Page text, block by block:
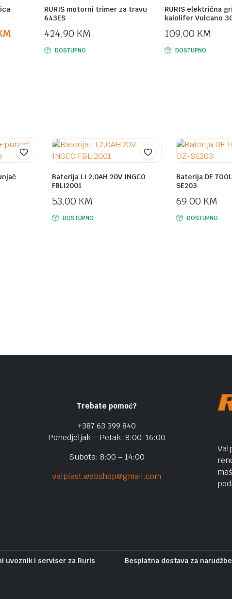
RURIS motorni trimer za travu
643ES
424,90 KM
DOSTUPNO
RURIS električna
kalolifer Vulcano
109,00 KM
DOSTUPNO
Baterija LI 2,0AH 20V INGCO
FBLI2001
53,00 KM
DOSTUPNO
Baterija DE
SE203
69,00 KM
DOSTUPNO
Trebate pomoć?
+387 63 399 840
Ponedjeljak – Petak: 8:00-16:00
Subota: 8:00 – 14:00
valplast.webshop@gmail.com
uvoznik i serviser za Ruris Besplatna dostava za